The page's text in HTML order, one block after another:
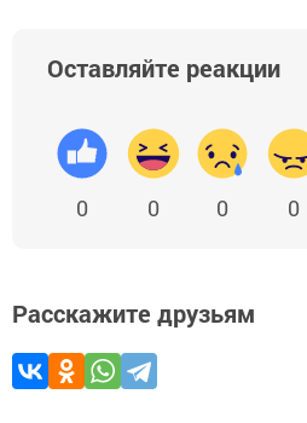
Оставляйте реакции
0 0 0 0
Расскажите друзьям